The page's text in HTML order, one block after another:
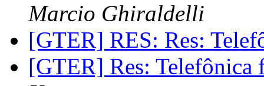
Marcio Ghiraldelli
[GTER] RES: Res:
[GTER] Res: Telefônica